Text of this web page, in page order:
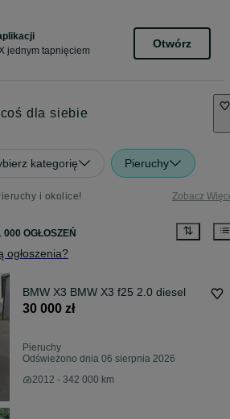
jednym tapnięciem
Otwórz
dla siebie
kategorię Pieruchy
i okolice! Zobacz
000 OGŁOSZEŃ
ogłoszenia?
BMW X3 BMW X3 f25 2.0 diesel
30 000 zł
Pieruchy
Odświeżono dnia 06 sierpnia 2026
2012 - 342 000 km